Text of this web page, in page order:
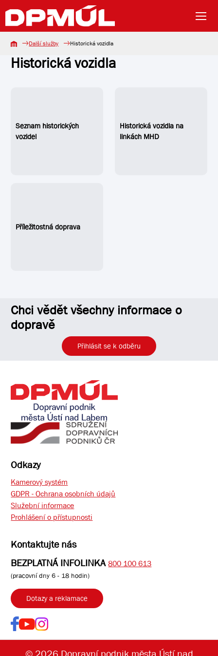
Další služby Historická vozidla
Historická vozidla
Seznam historických
vozidel
Historická vozidla na
linkách MHD
Příležitostná doprava
Chci vědět všechny informace o
dopravě
Přihlásit se k odběru
Odkazy
Kamerový systém
GDPR - Ochrana osobních údajů
Služební informace
Prohlášení o přístupnosti
Kontaktujte nás
BEZPLATNÁ INFOLINKA 800 100 613
(pracovní dny 6 - 18 hodin)
Dotazy a reklamace